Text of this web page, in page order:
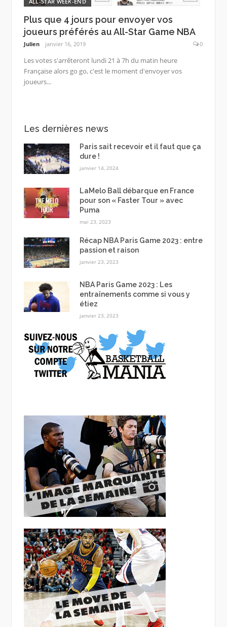
Plus que 4 jours pour envoyer vos
joueurs préférés au All-Star Game NBA
Julien janvier 16, 2019 0
Les votes s'arrêteront lundi 21 à 7h du matin heure
Française alors go go, c'est le moment d'envoyer vos
joueurs...
Les dernières news
Paris sait recevoir et il faut que ça
dure !
janvier 14, 2024
LaMelo Ball débarque en France
pour son « Faster Tour » avec
Puma
mai 23, 2023
Récap NBA Paris Game 2023 : entre
passion et raison
janvier 23, 2023
NBA Paris Game 2023 : Les
entraînements comme si vous y
étiez
janvier 23, 2023